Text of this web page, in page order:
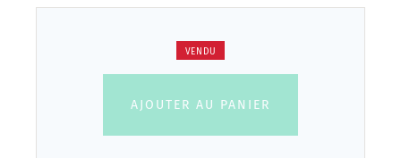
VENDU
AJOUTER AU PANIER